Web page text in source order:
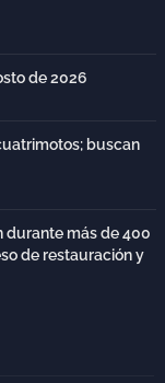
de 2026
buscan
durante más de 400
de restauración y